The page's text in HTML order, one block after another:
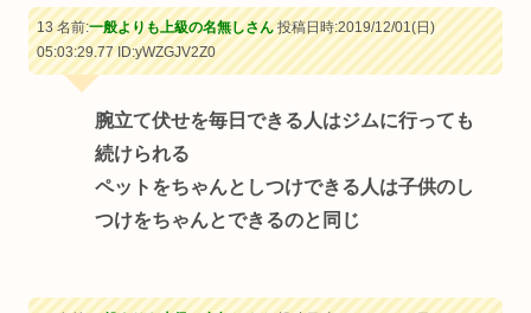
13 名前:一般よりも上級の名無しさん投稿日時:2019/12/01(日)
05:03:29.77ID:yWZGJV2Z0
腕立て伏せを毎日できる人はジムに行っても
続けられる
ペットをちゃんとしつけできる人は子供のし
つけをちゃんとできるのと同じ